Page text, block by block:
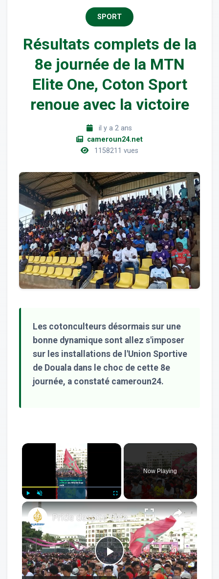
SPORT
Résultats complets de la
8e journée de la MTN
Elite One, Coton Sport
renoue avec la victoire
il y a 2 ans
cameroun24.net
1158211 vues
Les cotonculteurs désormais sur une
bonne dynamique sont allez s'imposer
sur les installations de l'Union Sportive
de Douala dans le choc de cette 8e
journée, a constaté cameroun24.
×
Play Unmute Fullscreen
Now Playing
×
Play
Pride despite defeat as Morocco's World Cup run ends